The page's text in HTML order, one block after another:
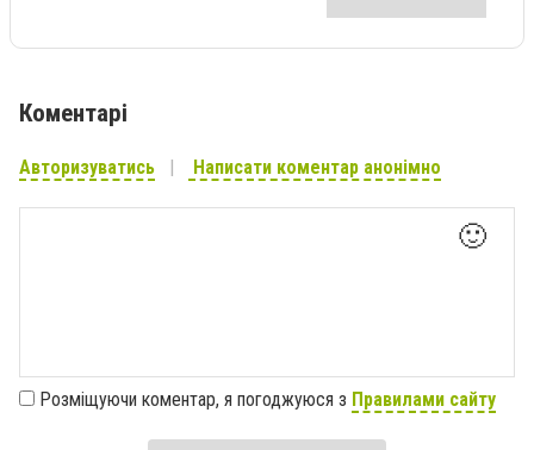
Коментарі
Авторизуватись Написати коментар анонімно
🙂
Розміщуючи коментар, я погоджуюся з Правилами сайту